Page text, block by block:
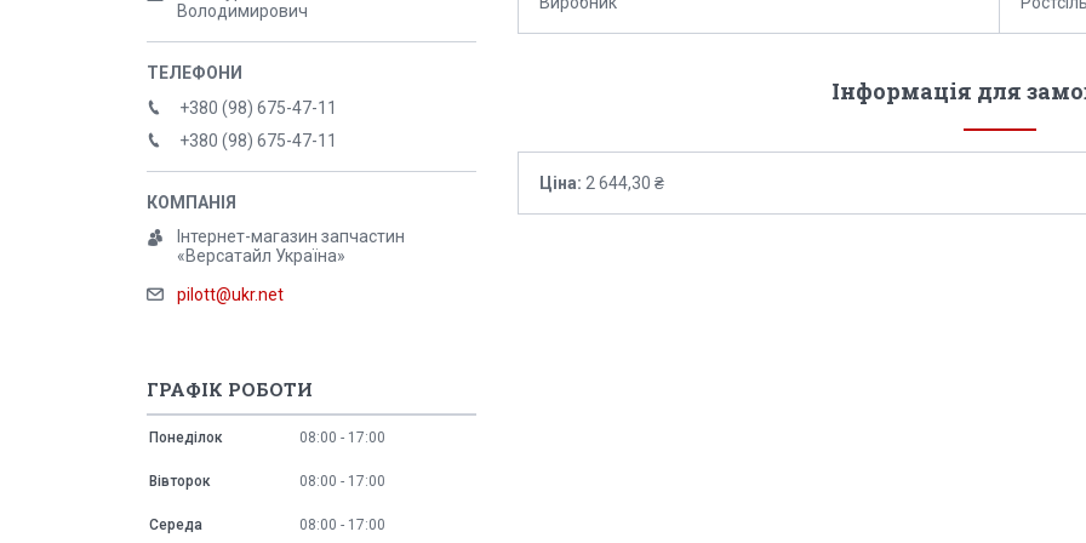
Інформація для
Ціна: 2 644,30 ₴
Володимирович
+380 (98) 675-47-11
+380 (98) 675-47-11
Інтернет-магазин запчастин
«Версатайл Україна»
pilott@ukr.net
ГРАФІК РОБОТИ
Понеділок 08:00 17:00
Вівторок 08:00 17:00
Середа 08:00 17:00